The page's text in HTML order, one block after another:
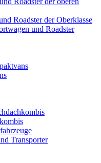
Roadster der Oberklasse
und Roadster
Transporter